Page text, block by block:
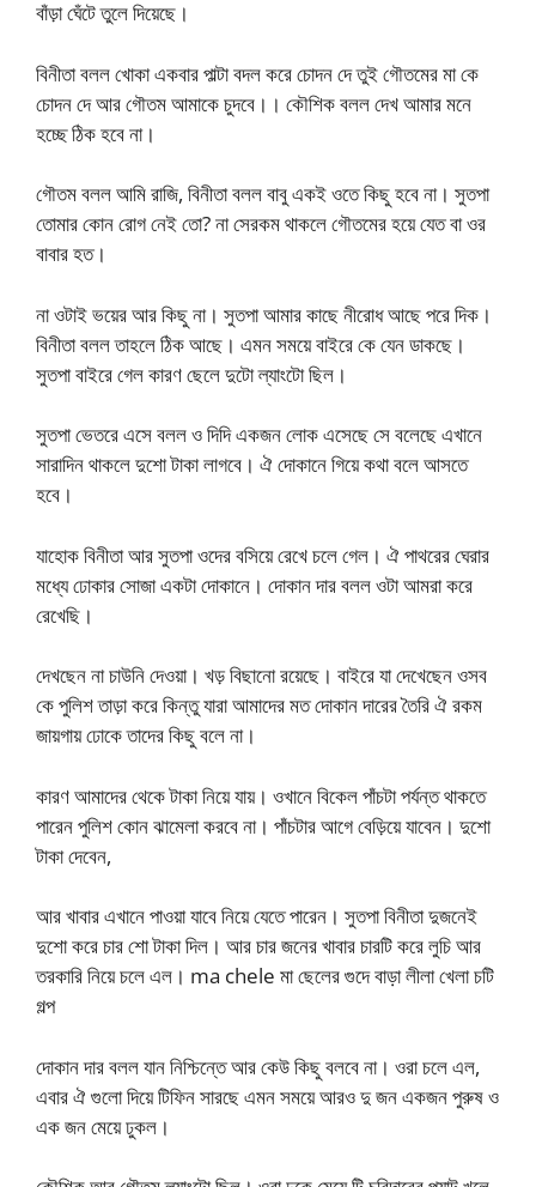
বাঁড়া ঘেঁটে তুলে দিয়েছে।
বিনীতা বলল খোকা একবার পাল্টা বদল করে চোদন দে তুই গৌতমের মা কে
চোদন দে আর গৌতম আমাকে চুদবে।। কৌশিক বলল দেখ আমার মনে
হচ্ছে ঠিক হবে না।
গৌতম বলল আমি রাজি, বিনীতা বলল বাবু একই ওতে কিছু হবে না। সুতপা
তোমার কোন রোগ নেই তো? না সেরকম থাকলে গৌতমের হয়ে যেত বা ওর
বাবার হত।
না ওটাই ভয়ের আর কিছু না। সুতপা আমার কাছে নীরোধ আছে পরে দিক।
বিনীতা বলল তাহলে ঠিক আছে। এমন সময়ে বাইরে কে যেন ডাকছে।
সুতপা বাইরে গেল কারণ ছেলে দুটো ল্যাংটো ছিল।
সুতপা ভেতরে এসে বলল ও দিদি একজন লোক এসেছে সে বলেছে এখানে
সারাদিন থাকলে দুশো টাকা লাগবে। ঐ দোকানে গিয়ে কথা বলে আসতে
হবে।
যাহোক বিনীতা আর সুতপা ওদের বসিয়ে রেখে চলে গেল। ঐ পাথরের ঘেরার
মধ্যে ঢোকার সোজা একটা দোকানে। দোকান দার বলল ওটা আমরা করে
রেখেছি।
দেখছেন না চাউনি দেওয়া। খড় বিছানো রয়েছে। বাইরে যা দেখেছেন ওসব
কে পুলিশ তাড়া করে কিন্তু যারা আমাদের মত দোকান দারের তৈরি ঐ রকম
জায়গায় ঢোকে তাদের কিছু বলে না।
কারণ আমাদের থেকে টাকা নিয়ে যায়। ওখানে বিকেল পাঁচটা পর্যন্ত থাকতে
পারেন পুলিশ কোন ঝামেলা করবে না। পাঁচটার আগে বেড়িয়ে যাবেন। দুশো
টাকা দেবেন,
আর খাবার এখানে পাওয়া যাবে নিয়ে যেতে পারেন। সুতপা বিনীতা দুজনেই
দুশো করে চার শো টাকা দিল। আর চার জনের খাবার চারটি করে লুচি আর
তরকারি নিয়ে চলে এল। ma chele মা ছেলের গুদে বাড়া লীলা খেলা চটি
গল্প
দোকান দার বলল যান নিশ্চিন্তে আর কেউ কিছু বলবে না। ওরা চলে এল,
এবার ঐ গুলো দিয়ে টিফিন সারছে এমন সময়ে আরও দু জন একজন পুরুষ ও
এক জন মেয়ে ঢুকল।